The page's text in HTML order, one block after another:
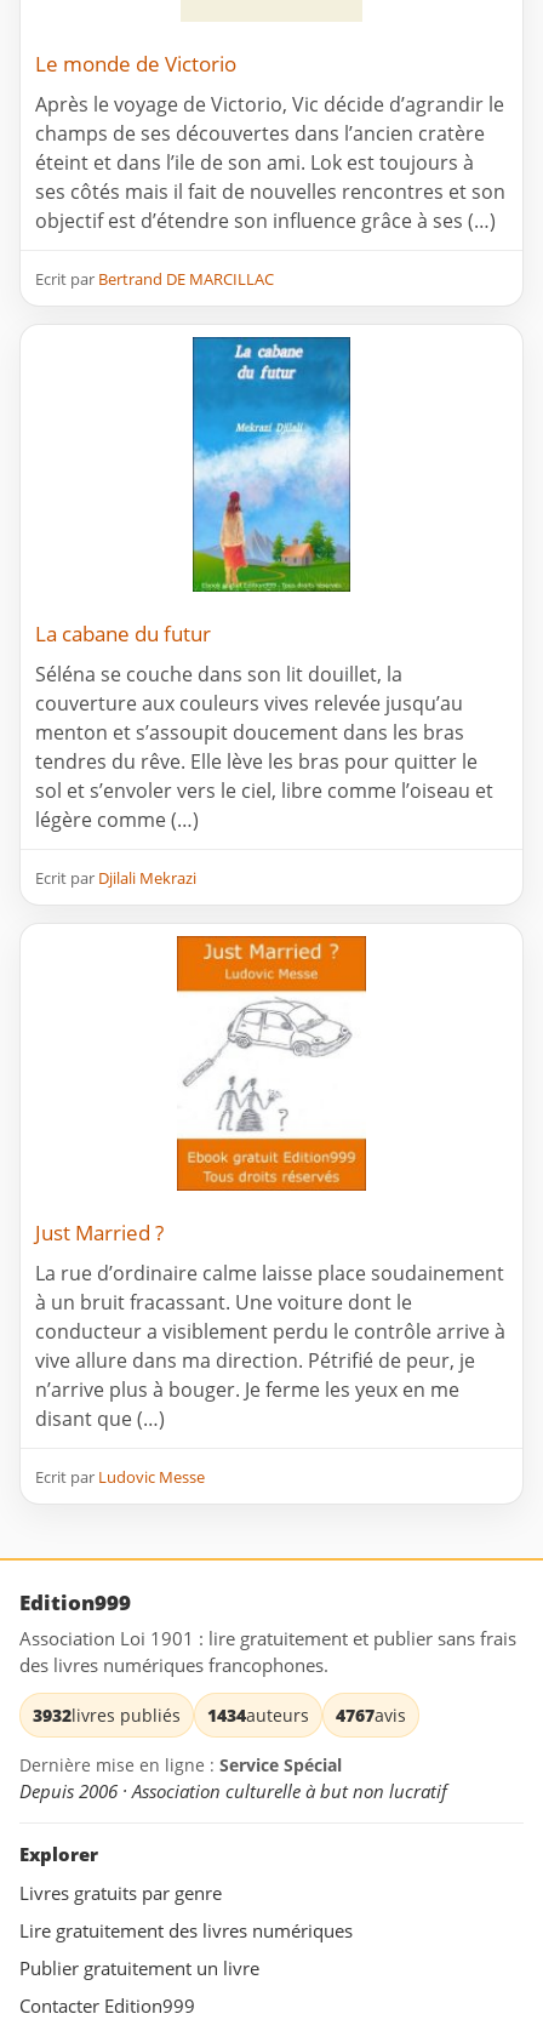
Le monde de Victorio
Après le voyage de Victorio, Vic décide d’agrandir le
champs de ses découvertes dans l’ancien cratère
éteint et dans l’ile de son ami. Lok est toujours à
ses côtés mais il fait de nouvelles rencontres et son
objectif est d’étendre son influence grâce à ses (…)
Ecrit par Bertrand DE MARCILLAC
La cabane du futur
Séléna se couche dans son lit douillet, la
couverture aux couleurs vives relevée jusqu’au
menton et s’assoupit doucement dans les bras
tendres du rêve. Elle lève les bras pour quitter le
sol et s’envoler vers le ciel, libre comme l’oiseau et
légère comme (…)
Ecrit par Djilali Mekrazi
Just Married ?
La rue d’ordinaire calme laisse place soudainement
à un bruit fracassant. Une voiture dont le
conducteur a visiblement perdu le contrôle arrive à
vive allure dans ma direction. Pétrifié de peur, je
n’arrive plus à bouger. Je ferme les yeux en me
disant que (…)
Ecrit par Ludovic Messe
Edition999
Association Loi 1901 : lire gratuitement et publier sans frais
des livres numériques francophones.
3932livres publiés 1434auteurs 4767avis
Dernière mise en ligne : Service Spécial
Depuis 2006 · Association culturelle à but non lucratif
Explorer
Livres gratuits par genre
Lire gratuitement des livres numériques
Publier gratuitement un livre
Contacter Edition999